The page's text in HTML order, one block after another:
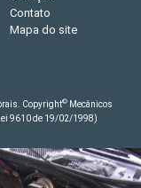
Contato
Mapa do site
Copyright© Mecânicos
9610 de 19/02/1998)